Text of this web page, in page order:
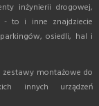
inżynierii drogowej,
- to i inne znajdziecie
osiedli, hal i
montażowe do
innych urządzeń